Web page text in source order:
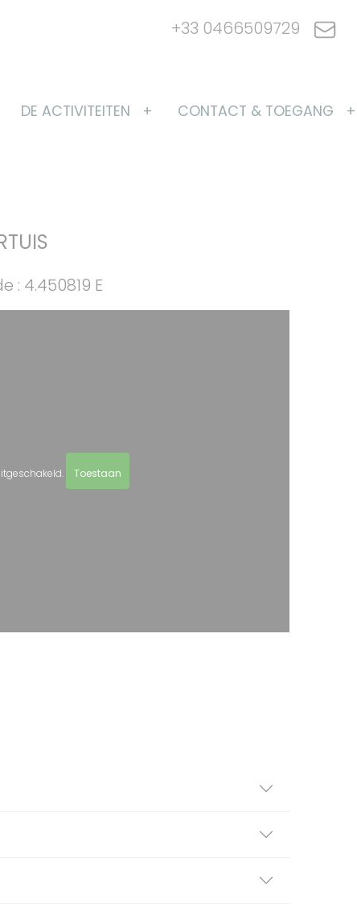
DE ACTIVITEITEN CONTACT & TOEGANG
+33 0466509729
: 4.450819 E
Toestaan